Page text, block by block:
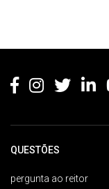
QUESTÕES
pergunta ao reitor